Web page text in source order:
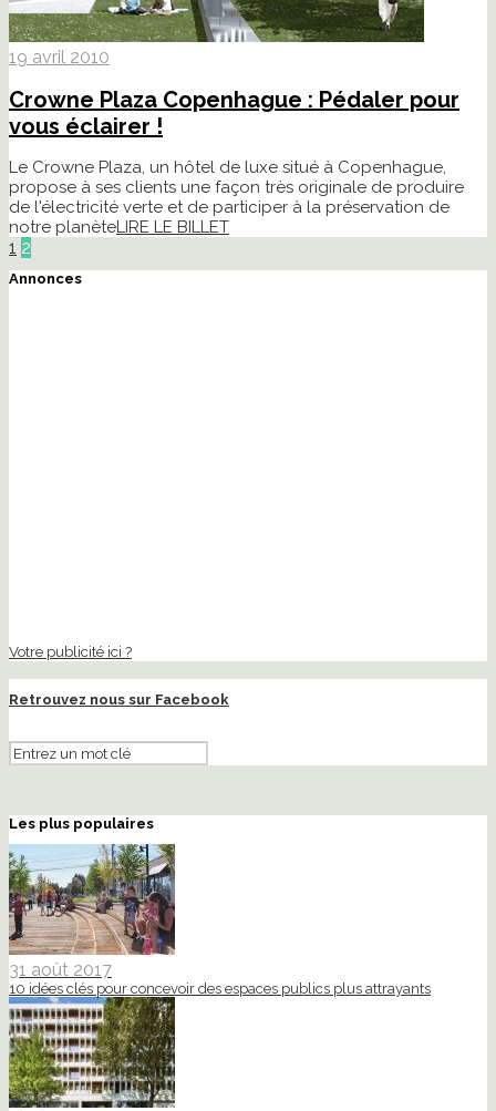
19 avril 2010
Crowne Plaza Copenhague : Pédaler pour
vous éclairer !
Le Crowne Plaza, un hôtel de luxe situé à Copenhague,
propose à ses clients une façon très originale de produire
de l'électricité verte et de participer à la préservation de
notre planèteLIRE LE BILLET
1 2
Annonces
Votre publicité ici ?
Retrouvez nous sur Facebook
Les plus populaires
31 août 2017
10 idées clés pour concevoir des espaces publics plus attrayants